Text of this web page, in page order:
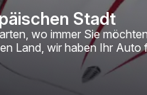
Stadt
wo immer Sie
Land, wir haben Ihr Auto